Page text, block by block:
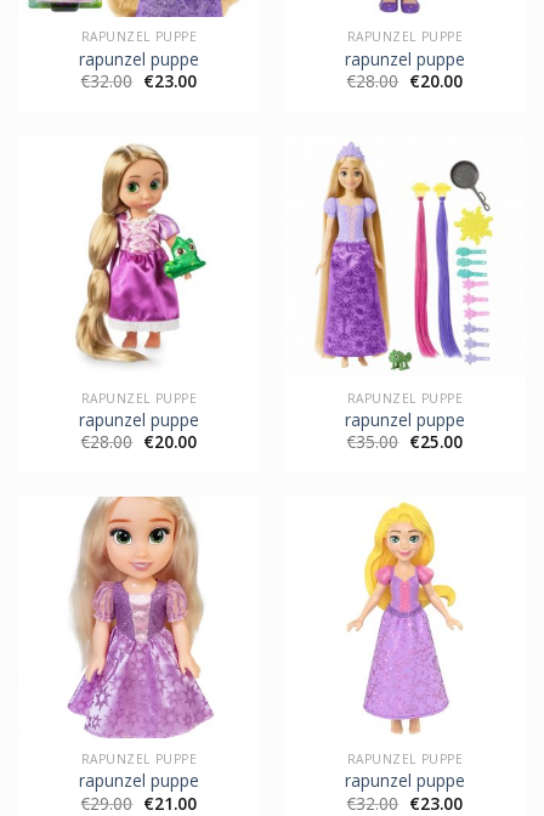
RAPUNZEL PUPPE
rapunzel puppe
€32.00 €23.00
RAPUNZEL PUPPE
rapunzel puppe
€28.00 €20.00
RAPUNZEL PUPPE
rapunzel puppe
€28.00 €20.00
RAPUNZEL PUPPE
rapunzel puppe
€35.00 €25.00
RAPUNZEL PUPPE
rapunzel puppe
€29.00 €21.00
RAPUNZEL PUPPE
rapunzel puppe
€32.00 €23.00